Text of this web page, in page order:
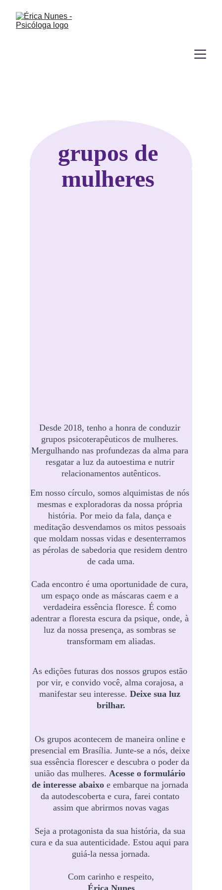
grupos de
mulheres
Desde 2018, tenho a honra de conduzir
grupos psicoterapêuticos de mulheres.
Mergulhando nas profundezas da alma para
resgatar a luz da autoestima e nutrir
relacionamentos autênticos.
Em nosso círculo, somos alquimistas de nós
mesmas e exploradoras da nossa própria
história. Por meio da fala, dança e
meditação desvendamos os mitos pessoais
que moldam nossas vidas e desenterramos
as pérolas de sabedoria que residem dentro
de cada uma.
Cada encontro é uma oportunidade de cura,
um espaço onde as máscaras caem e a
verdadeira essência floresce. É como
adentrar a floresta escura da psique, onde, à
luz da nossa presença, as sombras se
transformam em aliadas.
As edições futuras dos nossos grupos estão
por vir, e convido você, alma corajosa, a
manifestar seu interesse. Deixe sua luz
brilhar.
Os grupos acontecem de maneira online e
presencial em Brasília. Junte-se a nós, deixe
sua essência florescer e descubra o poder da
união das mulheres. Acesse o formulário
de interesse abaixo e embarque na jornada
da autodescoberta e cura, farei contato
assim que abrirmos novas vagas
Seja a protagonista da sua história, da sua
cura e da sua autenticidade. Estou aqui para
guiá-la nessa jornada.
Com carinho e respeito,
Érica Nunes